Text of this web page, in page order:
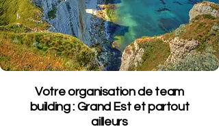
Votre organisation de team
building : Grand Est et partout
ailleurs